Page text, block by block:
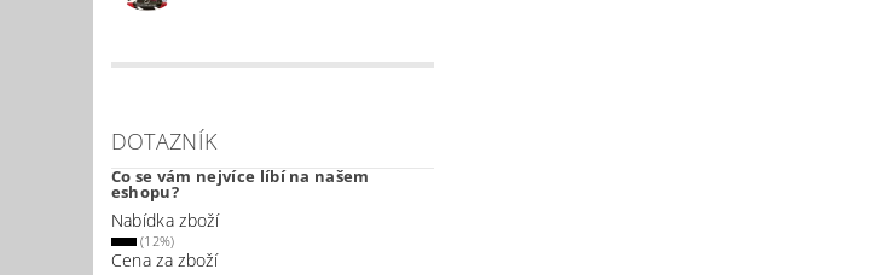
DOTAZNÍK
Co se vám nejvíce líbí na našem
eshopu?
Nabídka zboží
(12%)
Cena za zboží